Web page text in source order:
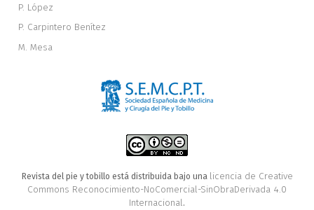
P. López
P. Carpintero Benítez
M. Mesa
Revista del pie y tobillo está distribuida bajo una licencia de Creative
Commons Reconocimiento-NoComercial-SinObraDerivada 4.0
Internacional.